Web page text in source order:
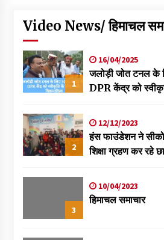
Video News/ हिमाचल
1
16/04/2025
जलोड़ी जोत टनल के
DPR केंद्र को
2
12/12/2023
हंस फाउंडेशन ने
शिक्षा ग्रहण कर रहे
3
10/04/2023
हिमाचल समाचार